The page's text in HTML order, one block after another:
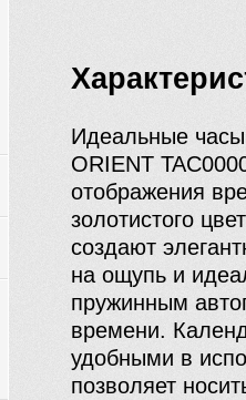
Идеальные
ORIENT
отображения
золотистого
создают
на ощупь и
пружинным
времени.
удобными в
позволяет